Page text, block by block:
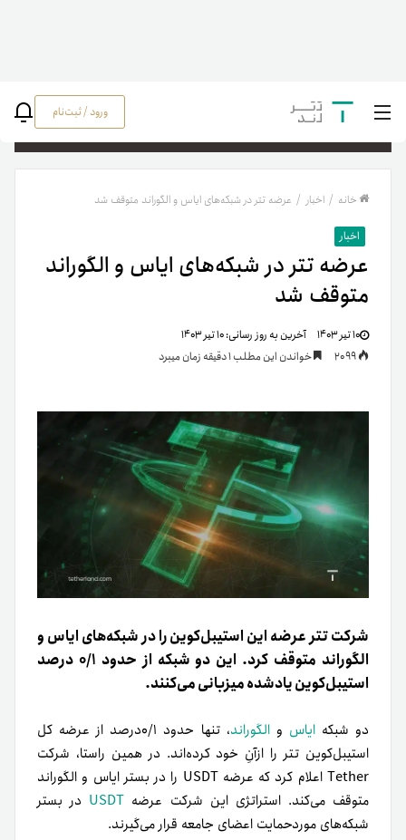
ورود / ثبت‌نام
خانه / اخبار / عرضه تتر در شبکه‌های ایاس و الگوراند متوقف شد
اخبار
عرضه تتر در شبکه‌های ایاس و الگوراند
متوقف شد
۱۰ تیر ۱۴۰۳ آخرین به روز رسانی:۱۰ تیر ۱۴۰۳
خواندن این مطلب 1 دقیقه زمان میبرد
شرکت تتر عرضه این استیبل‌کوین را در شبکه‌های ایاس و
الگوراند متوقف کرد. این دو شبکه از حدود ۰/۱ درصد
استیبل‌کوین‌ یادشده میزبانی می‌کنند.
دو شبکهایاس والگوراند
، تنها حدود ۰/۱درصد از عرضه کل
استیبل‌کوین تتر را ازآنِ خود کرده‌اند. در همین راستا، شرکت
Tether اعلام کرد که عرضه USDT را در بستر ایاس و الگوراند
متوقف می‌کند. استراتژی این شرکت عرضه USDT در بستر
شبکه‌های مورد‌حمایت اعضای جامعه قرار می‌گیرند.